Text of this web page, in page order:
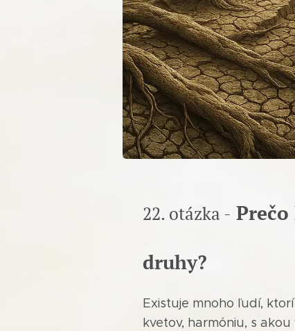
22. otázka -
druhy?
Existuje mnoho ľudí,
kvetov, harmóniu, s